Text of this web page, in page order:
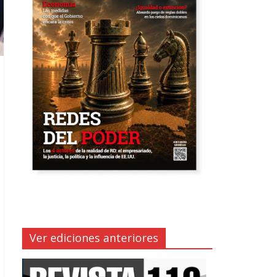
Ver ediciones anteriores